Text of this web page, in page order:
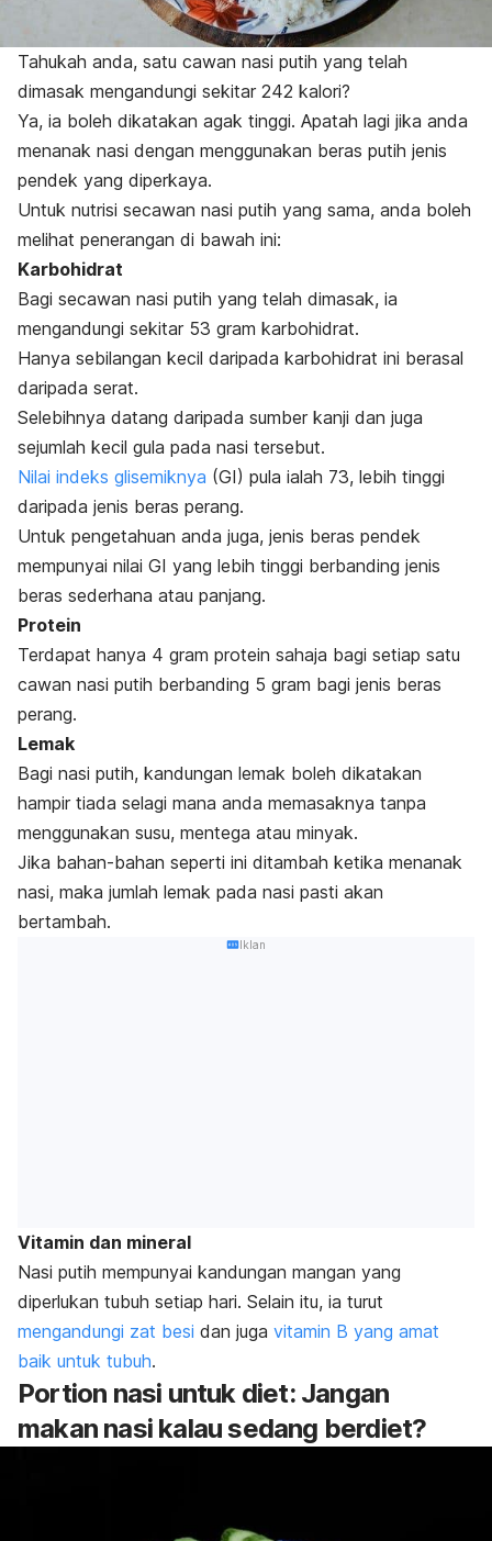
Tahukah anda, satu cawan nasi putih yang telah
dimasak mengandungi sekitar 242 kalori?
Ya, ia boleh dikatakan agak tinggi. Apatah lagi jika anda
menanak nasi dengan menggunakan beras putih jenis
pendek yang diperkaya.
Untuk nutrisi secawan nasi putih yang sama, anda boleh
melihat penerangan di bawah ini:
Karbohidrat
Bagi secawan nasi putih yang telah dimasak, ia
mengandungi sekitar 53 gram karbohidrat.
Hanya sebilangan kecil daripada karbohidrat ini berasal
daripada serat.
Selebihnya datang daripada sumber kanji dan juga
sejumlah kecil gula pada nasi tersebut.
Nilai indeks glisemiknya (GI) pula ialah 73, lebih tinggi
daripada jenis beras perang.
Untuk pengetahuan anda juga, jenis beras pendek
mempunyai nilai GI yang lebih tinggi berbanding jenis
beras sederhana atau panjang.
Protein
Terdapat hanya 4 gram protein sahaja bagi setiap satu
cawan nasi putih berbanding 5 gram bagi jenis beras
perang.
Lemak
Bagi nasi putih, kandungan lemak boleh dikatakan
hampir tiada selagi mana anda memasaknya tanpa
menggunakan susu, mentega atau minyak.
Jika bahan-bahan seperti ini ditambah ketika menanak
nasi, maka jumlah lemak pada nasi pasti akan
bertambah.
Iklan
Vitamin dan mineral
Nasi putih mempunyai kandungan mangan yang
diperlukan tubuh setiap hari. Selain itu, ia turut
mengandungi zat besi dan juga vitamin B yang amat
baik untuk tubuh.
Portion nasi untuk diet: Jangan
makan nasi kalau sedang berdiet?